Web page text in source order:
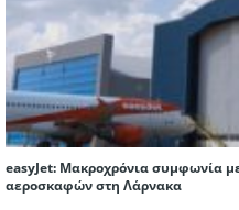
easyJet: Μακροχρόνια συμφωνία
αεροσκαφών στη Λάρνακα